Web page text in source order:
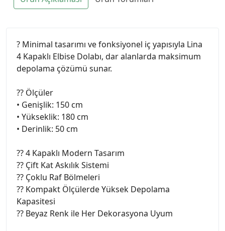
? Minimal tasarımı ve fonksiyonel iç yapısıyla Lina
4 Kapaklı Elbise Dolabı, dar alanlarda maksimum
depolama çözümü sunar.
?? Ölçüler
• Genişlik: 150 cm
• Yükseklik: 180 cm
• Derinlik: 50 cm
?? 4 Kapaklı Modern Tasarım
?? Çift Kat Askılık Sistemi
?? Çoklu Raf Bölmeleri
?? Kompakt Ölçülerde Yüksek Depolama
Kapasitesi
?? Beyaz Renk ile Her Dekorasyona Uyum